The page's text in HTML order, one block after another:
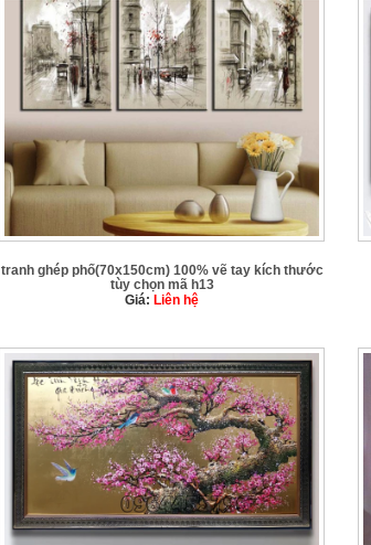
tranh ghép phố(70x150cm) 100% vẽ tay kích thước
tùy chọn mã h13
Giá: Liên hệ